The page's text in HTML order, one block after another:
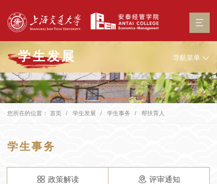
学生发展 导航菜单
您所在的位置： 首页 学生发展 学生事务 帮扶育人
学生事务
政策解读 评审通知